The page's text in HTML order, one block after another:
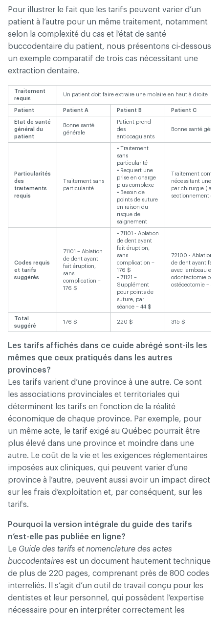
Pour illustrer le fait que les tarifs peuvent varier d’un
patient à l’autre pour un même traitement, notamment
selon la complexité du cas et l’état de santé
buccodentaire du patient, nous présentons ci-dessous
un exemple comparatif de trois cas nécessitant une
extraction dentaire.
Traitement
requis
Un patient doit faire extraire une molaire en haut à droite
Patient Patient A Patient B Patient C
État de santé
général du
patient
Bonne santé
générale
Patient prend
des
anticoagulants
Bonne santé
Particularités
des
traitements
requis
Traitement sans
particularité
• Traitement
sans
particularité
• Requiert une
prise en charge
plus complexe
• Besoin de
points de suture
en raison du
risque de
saignement
Traitement
nécessitant une
par chirurgie
sectionnement de
Codes requis
et tarifs
suggérés
71101 – Ablation
de dent ayant
fait éruption,
sans
complication –
176 $
• 71101 - Ablation
de dent ayant
fait éruption,
sans
complication –
176 $
• 71121 –
Supplément
pour points de
suture, par
séance – 44 $
72100 - Ablation
de dent ayant fait
avec lambeau et/
odontectomie ou
ostéoectomie –
Total
suggéré
176 $ 220 $ 315 $
Les tarifs affichés dans ce cuide abrégé sont-ils les
mêmes que ceux pratiqués dans les autres
provinces?
Les tarifs varient d’une province à une autre. Ce sont
les associations provinciales et territoriales qui
déterminent les tarifs en fonction de la réalité
économique de chaque province. Par exemple, pour
un même acte, le tarif exigé au Québec pourrait être
plus élevé dans une province et moindre dans une
autre. Le coût de la vie et les exigences réglementaires
imposées aux cliniques, qui peuvent varier d’une
province à l’autre, peuvent aussi avoir un impact direct
sur les frais d’exploitation et, par conséquent, sur les
tarifs.
Pourquoi la version intégrale du guide des tarifs
n’est-elle pas publiée en ligne?
Le Guide des tarifs et nomenclature des actes
buccodentaires est un document hautement technique
de plus de 220 pages, comprenant près de 800 codes
interreliés. Il s’agit d’un outil de travail conçu pour les
dentistes et leur personnel, qui possèdent l’expertise
nécessaire pour en interpréter correctement les